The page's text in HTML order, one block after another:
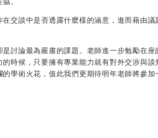
交談中是否透露什麼樣的涵意，進而藉由議
討論最為嚴肅的課題。老師進一步勉勵在座
時候，只要擁有專業能力就有對外交涉與
學術火花，值此我們更期待明年老師將參加